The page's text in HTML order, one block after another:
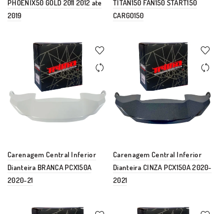
PHOENIX50 GOLD 2011 2012 ate
2019
TITAN150 FAN150 START150
CARGO150
Carenagem Central Inferior
Dianteira BRANCA PCX150A
2020-21
Carenagem Central Inferior
Dianteira CINZA PCX150A 2020-
2021